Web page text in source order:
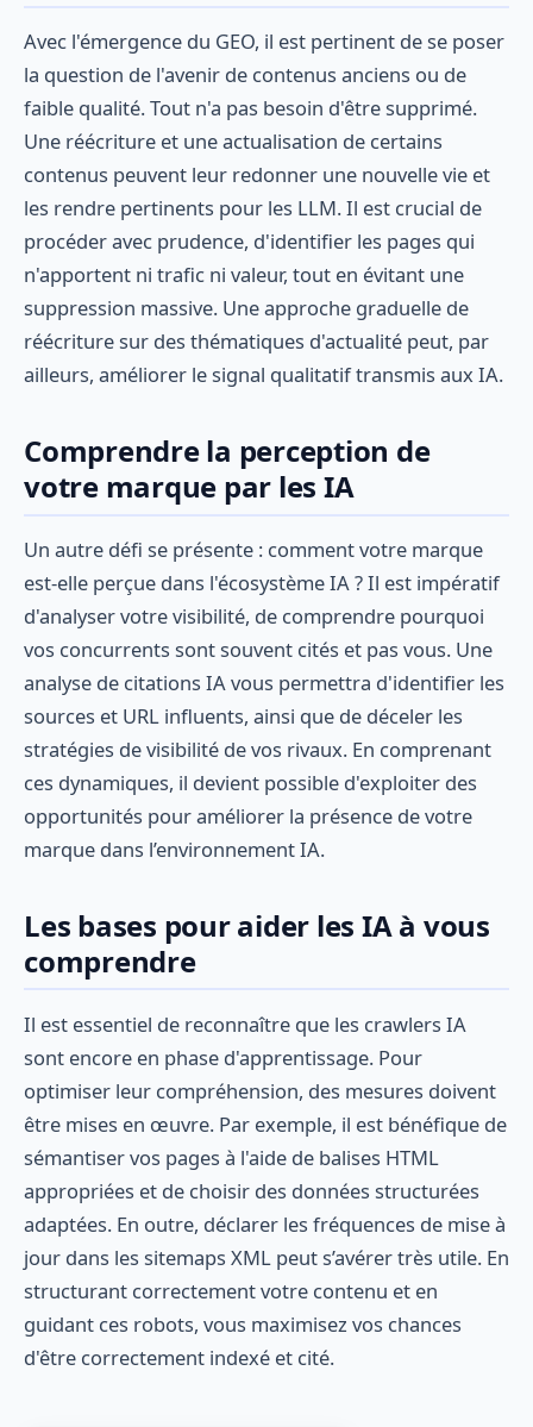
Avec l'émergence du GEO, il est pertinent de se poser
la question de l'avenir de contenus anciens ou de
faible qualité. Tout n'a pas besoin d'être supprimé.
Une réécriture et une actualisation de certains
contenus peuvent leur redonner une nouvelle vie et
les rendre pertinents pour les LLM. Il est crucial de
procéder avec prudence, d'identifier les pages qui
n'apportent ni trafic ni valeur, tout en évitant une
suppression massive. Une approche graduelle de
réécriture sur des thématiques d'actualité peut, par
ailleurs, améliorer le signal qualitatif transmis aux IA.
Comprendre la perception de
votre marque par les IA
Un autre défi se présente : comment votre marque
est-elle perçue dans l'écosystème IA ? Il est impératif
d'analyser votre visibilité, de comprendre pourquoi
vos concurrents sont souvent cités et pas vous. Une
analyse de citations IA vous permettra d'identifier les
sources et URL influents, ainsi que de déceler les
stratégies de visibilité de vos rivaux. En comprenant
ces dynamiques, il devient possible d'exploiter des
opportunités pour améliorer la présence de votre
marque dans l’environnement IA.
Les bases pour aider les IA à vous
comprendre
Il est essentiel de reconnaître que les crawlers IA
sont encore en phase d'apprentissage. Pour
optimiser leur compréhension, des mesures doivent
être mises en œuvre. Par exemple, il est bénéfique de
sémantiser vos pages à l'aide de balises HTML
appropriées et de choisir des données structurées
adaptées. En outre, déclarer les fréquences de mise à
jour dans les sitemaps XML peut s’avérer très utile. En
structurant correctement votre contenu et en
guidant ces robots, vous maximisez vos chances
d'être correctement indexé et cité.